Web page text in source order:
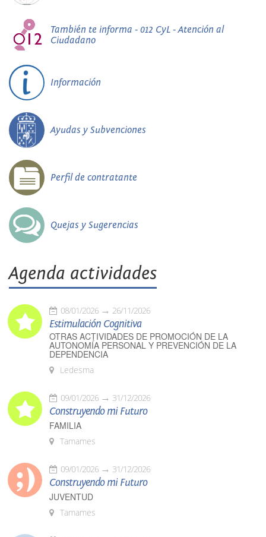
También te informa - 012 CyL - Atención al
Ciudadano
Información
Ayudas y Subvenciones
Perfil de contratante
Quejas y Sugerencias
Agenda actividades
08/01/2026 26/11/2026
Estimulación Cognitiva
OTRAS ACTIVIDADES DE PROMOCIÓN DE LA
AUTONOMÍA PERSONAL Y PREVENCIÓN DE LA
DEPENDENCIA
Ledesma
09/01/2026 31/12/2026
Construyendo mi Futuro
FAMILIA
Tamames
09/01/2026 31/12/2026
Construyendo mi Futuro
JUVENTUD
Tamames